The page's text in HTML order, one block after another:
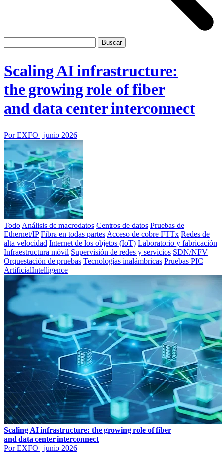
Scaling AI infrastructure:
the growing role of fiber
and data center interconnect
Por EXFO | junio 2026
Todo Análisis de macrodatos Centros de datos Pruebas de
Ethernet/IP Fibra en todas partes Acceso de cobre FTTx Redes de
alta velocidad Internet de los objetos (IoT) Laboratorio y fabricación
Infraestructura móvil Supervisión de redes y servicios SDN/NFV
Orquestación de pruebas Tecnologías inalámbricas Pruebas PIC
ArtificialIntelligence
Scaling AI infrastructure: the growing role of fiber
and data center interconnect
Por EXFO | junio 2026